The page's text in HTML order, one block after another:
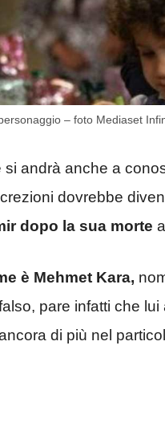
– foto Mediaset
andrà anche a
dovrebbe
dopo la sua morte
è Mehmet Kara,
pare infatti che
di più nel